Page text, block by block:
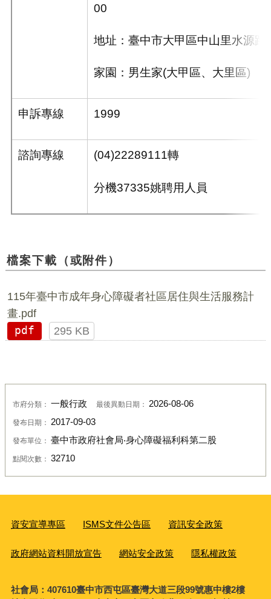
00
地址：臺中市大甲區中山里水源
家園：男生家(大甲區、大里區)
申訴專線 1999
諮詢專線 (04)22289111轉
分機37335姚聘用人員
檔案下載（或附件）
115年臺中市成年身心障礙者社區居住與生活服務計
畫.pdf
pdf
295 KB
市府分類： 一般行政 最後異動日期： 2026-08-06
發布日期： 2017-09-03
發布單位： 臺中市政府社會局‧身心障礙福利科第二股
點閱次數： 32710
資安宣導專區 ISMS文件公告區 資訊安全政策
政府網站資料開放宣告 網站安全政策 隱私權政策
社會局：407610臺中市西屯區臺灣大道三段99號惠中樓2樓